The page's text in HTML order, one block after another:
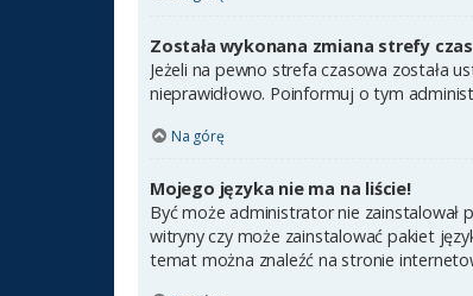
Została wykonana zmiana strefy
Jeżeli na pewno strefa czasowa została
nieprawidłowo. Poinformuj o tym
Na górę
Mojego języka nie ma na liście!
Być może administrator nie zainstalował
witryny czy może zainstalować pakiet
temat można znaleźć na stronie